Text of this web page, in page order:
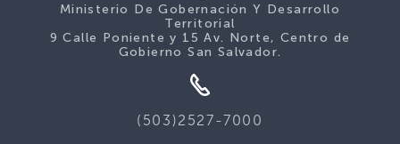
Ministerio De Gobernación Y Desarrollo
Territorial
9 Calle Poniente y 15 Av. Norte, Centro de
Gobierno San Salvador.
(503)2527-7000